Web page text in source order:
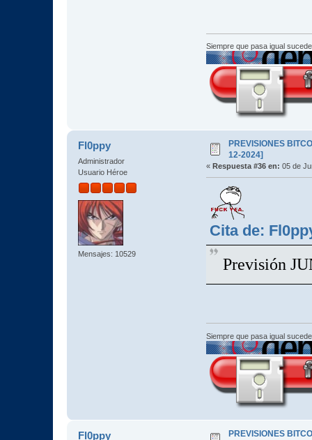
Siempre que pasa igual
Fl0ppy
Administrador
Usuario Héroe
Mensajes: 10529
PREVISIONES
12-2024]
« Respuesta #36 en: 05 de
Cita de:
Previsión
Siempre que pasa igual
Fl0ppy
PREVISIONES